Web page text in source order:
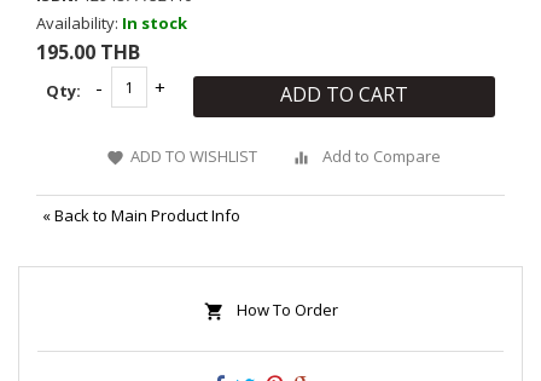
Availability: In stock
195.00 THB
Qty: ADD TO CART
ADD TO WISHLIST Add to Compare
«Back to Main Product Info
How To Order